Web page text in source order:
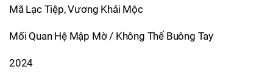
Mã Lạc Tiệp, Vương Khải Mộc
Mối Quan Hệ Mập Mờ / Không Thể Buông Tay
2024